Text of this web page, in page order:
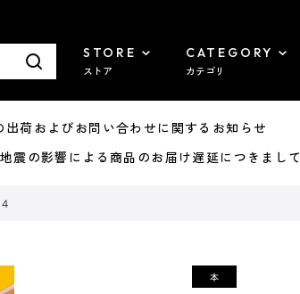
STORE
ストア
CATEGORY
カテゴリ
荷およびお問い合わせに関するお知らせ
の影響による商品のお届け遅延につきまして